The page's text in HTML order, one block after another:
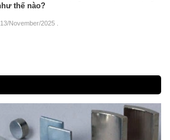
thế nào?
13/November/2025